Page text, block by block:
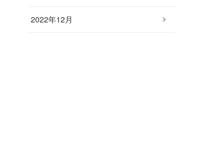
2022年12月